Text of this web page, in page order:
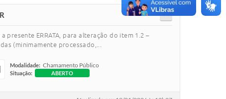
presente ERRATA, para alteração do item 1.2 –
(minimamente processado,...
Modalidade: Chamamento Público
Situação: ABERTO